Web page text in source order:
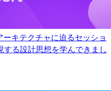
キテクチャに迫るセッショ
る設計思想を学んできまし